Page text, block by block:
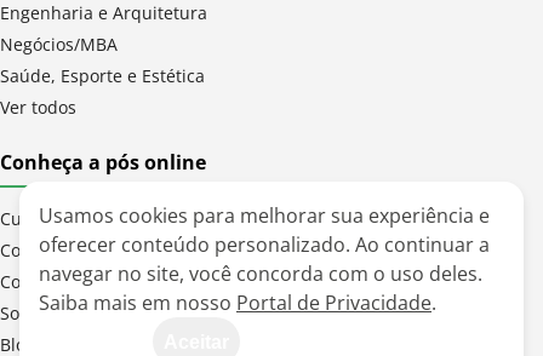
Engenharia e Arquitetura
Negócios/MBA
Saúde, Esporte e Estética
Ver todos
Conheça a pós online
Cursos
Como Ingressar
Como Funciona
Sobre a Tuiuti
Blog da Pós Digital
Usamos cookies para melhorar sua experiência e
oferecer conteúdo personalizado. Ao continuar a
navegar no site, você concorda com o uso deles.
Saiba mais em nosso Portal de Privacidade.